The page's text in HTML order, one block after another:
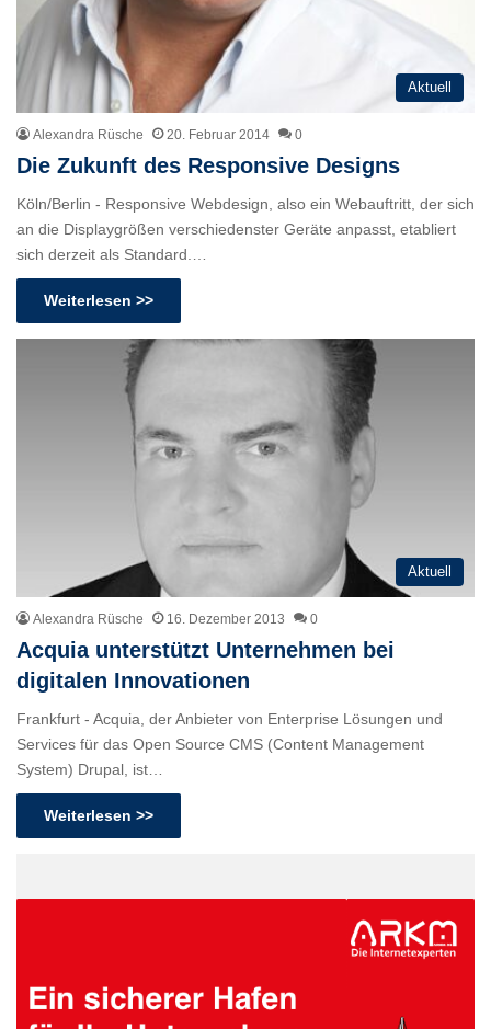
Aktuell
Alexandra Rüsche 20. Februar 2014 0
Die Zukunft des Responsive Designs
Köln/Berlin - Responsive Webdesign, also ein Webauftritt, der sich
an die Displaygrößen verschiedenster Geräte anpasst, etabliert
sich derzeit als Standard.…
Weiterlesen >>
Aktuell
Alexandra Rüsche 16. Dezember 2013 0
Acquia unterstützt Unternehmen bei
digitalen Innovationen
Frankfurt - Acquia, der Anbieter von Enterprise Lösungen und
Services für das Open Source CMS (Content Management
System) Drupal, ist…
Weiterlesen >>